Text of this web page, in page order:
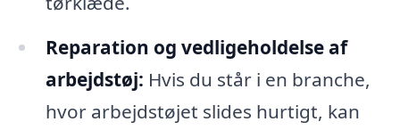
Reparation og vedligeholdelse af
arbejdstøj: Hvis du står i en branche,
hvor arbejdstøjet slides hurtigt, kan